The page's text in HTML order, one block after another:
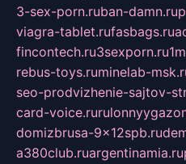
3-sex-porn.ruban-damn.ru
viagra-tablet.rufasbags.ru
fincontech.ru3sexporn.ru
rebus-toys.ruminelab-
seo-prodvizhenie-sajtov-
card-voice.ru
domizbrusa-9x12spb.ru
a380club.ruargentinamia.ru